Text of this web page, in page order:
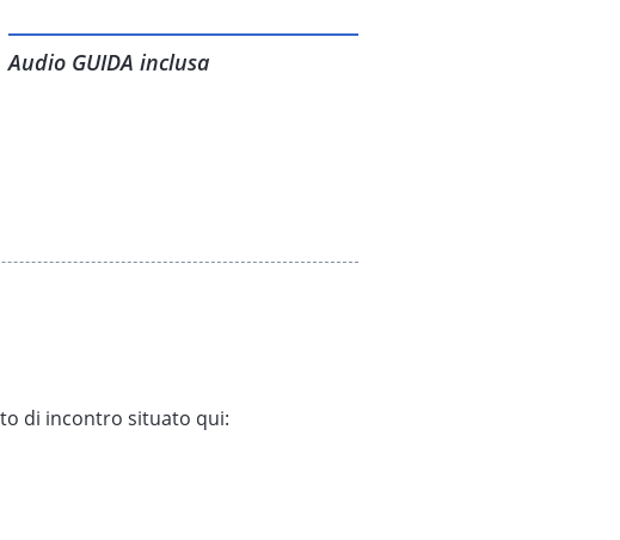
Orvieto" suApp StoreoGoogle
Audio GUIDA inclusa
di incontro situato qui: